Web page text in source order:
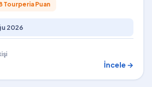
Tourperia Puan
2026
İncele →